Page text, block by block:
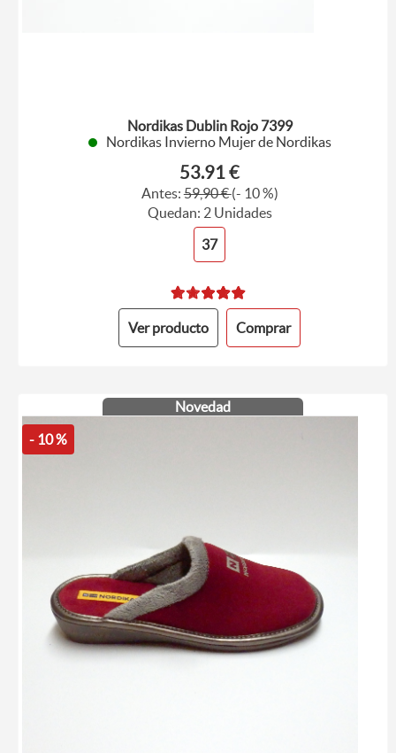
Nordikas Dublin Rojo 7399
Nordikas Invierno Mujer de Nordikas
53.91 €
Antes:59,90 €(- 10 %)
Quedan: 2 Unidades
37
Ver producto Comprar
Novedad
- 10 %